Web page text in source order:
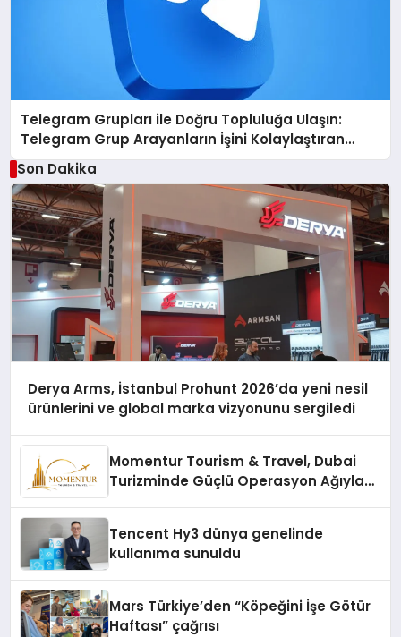
Telegram Grupları ile Doğru Topluluğa Ulaşın:
Telegram Grup Arayanların İşini Kolaylaştıran
Çözüm
Son Dakika
Derya Arms, İstanbul Prohunt 2026’da yeni nesil
ürünlerini ve global marka vizyonunu sergiledi
Momentur Tourism & Travel, Dubai
Turizminde Güçlü Operasyon Ağıyla
Tencent Hy3 dünya genelinde
kullanıma sunuldu
Mars Türkiye’den “Köpeğini İşe Götür
Haftası” çağrısı